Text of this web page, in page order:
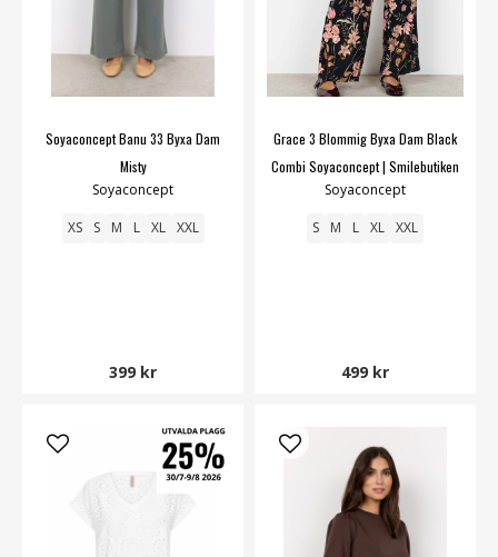
Soyaconcept Banu 33 Byxa Dam
Misty
Soyaconcept
XS S M L XL XXL
399 kr
Grace 3 Blommig Byxa Dam Black
Combi Soyaconcept | Smilebutiken
Soyaconcept
S M L XL XXL
499 kr